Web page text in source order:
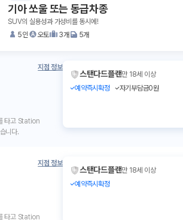
기아 쏘울 또는 동급차종
SUV의 실용성과 가성비를 동시에!
5인
오토 3개 5개
지점 정보
타고 Station
니다.
스탠다드플랜만 18세 이상
예약즉시확정
자기부담금0원
지점 정보
타고 Station
스탠다드플랜만 18세 이상
예약즉시확정